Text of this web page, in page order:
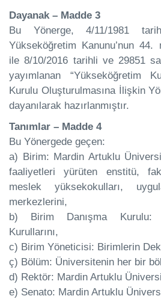
Dayanak – Madde 3
Bu Yönerge, 4/11/1981
Yükseköğretim Kanunu’nun 44.
ile 8/10/2016 tarihli ve 29851
yayımlanan “Yükseköğretim
Kurulu Oluşturulmasına İlişkin
dayanılarak hazırlanmıştır.
Tanımlar – Madde 4
Bu Yönergede geçen:
a) Birim: Mardin Artuklu
faaliyetleri yürüten enstitü,
meslek yüksekokulları,
merkezlerini,
b) Birim Danışma Kurulu:
Kurullarını,
c) Birim Yöneticisi: Birimlerin
ç) Bölüm: Üniversitenin her bir
d) Rektör: Mardin Artuklu
e) Senato: Mardin Artuklu